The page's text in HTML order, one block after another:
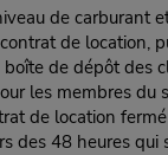
de carburant
de location,
de dépôt des
les membres du
de location
des 48 heures qui